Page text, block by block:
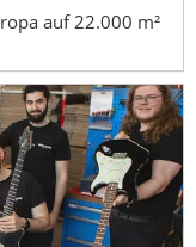
auf 22.000 m²